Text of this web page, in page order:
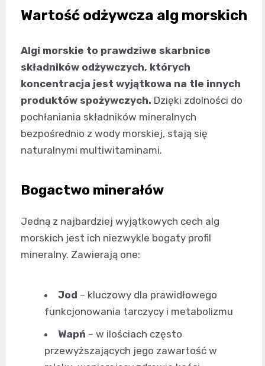
Wartość odżywcza alg morskich
Algi morskie to prawdziwe skarbnice
składników odżywczych, których
koncentracja jest wyjątkowa na tle innych
produktów spożywczych. Dzięki zdolności do
pochłaniania składników mineralnych
bezpośrednio z wody morskiej, stają się
naturalnymi multiwitaminami.
Bogactwo minerałów
Jedną z najbardziej wyjątkowych cech alg
morskich jest ich niezwykle bogaty profil
mineralny. Zawierają one:
Jod – kluczowy dla prawidłowego
funkcjonowania tarczycy i metabolizmu
Wapń – w ilościach często
przewyższających jego zawartość w